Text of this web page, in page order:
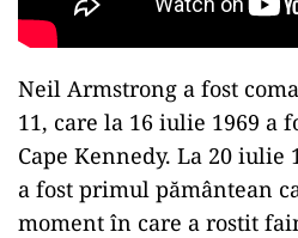
Neil Armstrong a fost
11, care la 16 iulie 1969 a
Cape Kennedy. La 20
a fost primul pământean
moment în care a rostit